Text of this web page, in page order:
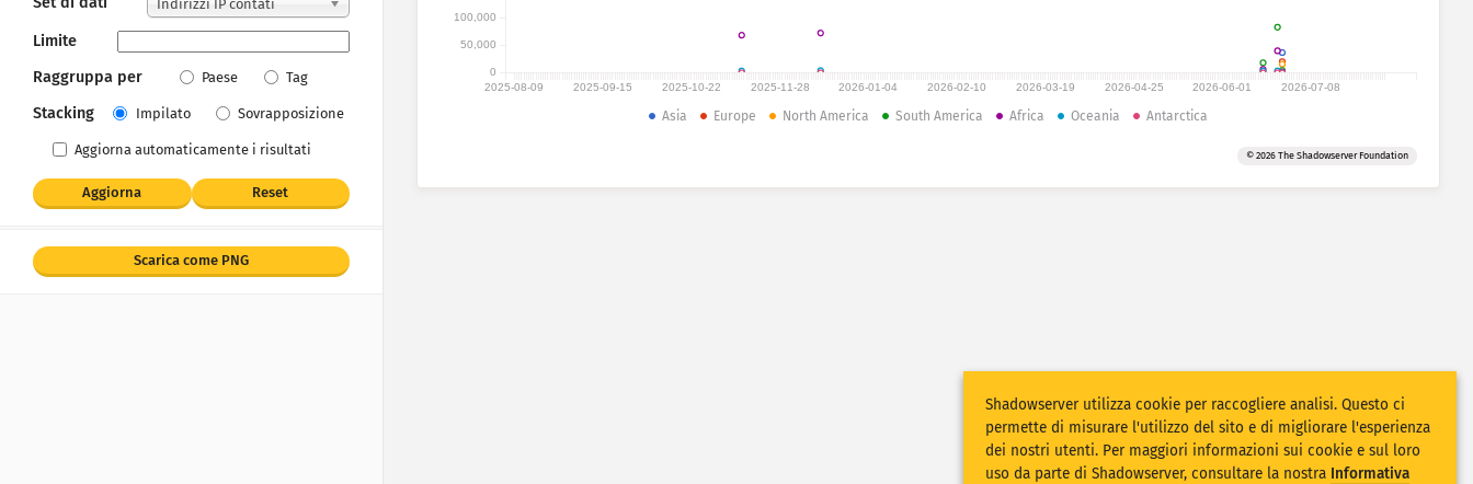
Indirizzi IP contati
Limite
Raggruppa per
Paese Tag
Stacking Impilato Sovrapposizione
Aggiorna automaticamente i risultati
Aggiorna Reset
Scarica come PNG
2025-08-09 2025-09-15 2025-10-22 2025-11-28 2026-01-04 2026-02-10 2026-03-19 2026-04-25 2026-06-01 2026-07-08
0
50,000
100,000
Asia Europe North America South America Africa Oceania Antarctica
© 2026 The Shadowserver Foundation
Shadowserver utilizza cookie per raccogliere analisi. Questo ci
permette di misurare l'utilizzo del sito e di migliorare l'esperienza
dei nostri utenti. Per maggiori informazioni sui cookie e sul loro
uso da parte di Shadowserver, consultare la nostra Informativa